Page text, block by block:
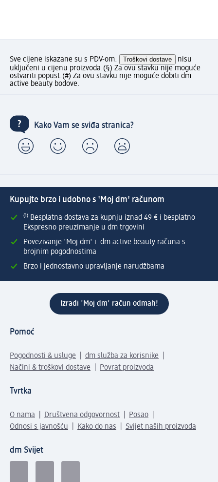
Sve cijene iskazane su s PDV-om. Troškovi dostave
nisu
uključeni u cijenu proizvoda.(§) Za ovu stavku nije moguće
ostvariti popust.(#) Za ovu stavku nije moguće dobiti dm
active beauty bodove.
Kako Vam se sviđa stranica?
Kupujte brzo i udobno s 'Moj dm' računom
⁽¹⁾ Besplatna dostava za kupnju iznad 49 € i besplatno
Ekspresno preuzimanje u dm trgovini
Povezivanje 'Moj dm' i dm active beauty računa s
brojnim pogodnostima
Brzo i jednostavno upravljanje narudžbama
Izradi 'Moj dm' račun odmah!
Pomoć
Pogodnosti & usluge
dm služba za korisnike
Načini & troškovi dostave
Povrat proizvoda
Tvrtka
O nama Društvena odgovornost
Posao
Odnosi s javnošću
Kako do nas Svijet naših proizvoda
dm Svijet